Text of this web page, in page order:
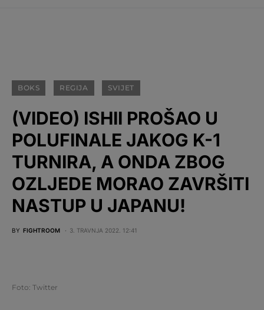
BOKS REGIJA SVIJET
(VIDEO) ISHII PROŠAO U
POLUFINALE JAKOG K-1
TURNIRA, A ONDA ZBOG
OZLJEDE MORAO ZAVRŠITI
NASTUP U JAPANU!
BY FIGHTROOM 3. TRAVNJA 2022. 12:41
Foto: Twitter